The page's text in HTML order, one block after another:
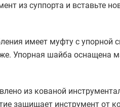
из суппорта и вставьте
имеет муфту с
Упорная шайба оснащена
из кованой
защищает инструмент от